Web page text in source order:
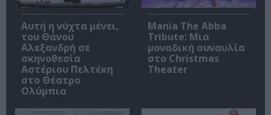
Αυτή η νύχτα μένει,
του Θάνου
Αλεξανδρή σε
σκηνοθεσία
Αστέριου Πελτέκη
στο Θέατρο
Ολύμπια
Mania The Abba
Tribute: Μια
μοναδική συναυλία
στο Christmas
Theater